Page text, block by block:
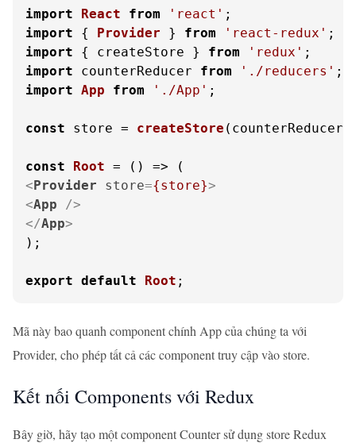
import React from 'react'
import { Provider } from 'react-redux'
import { createStore } from 'redux'
import counterReducer from './reducers'
import App from './App' ;
const store = createStore
const Root = (
<Provider store={store}>
<App />
</App>
);
export default Root ;
Mã này bao quanh component chính App của chúng ta với
Provider, cho phép tất cả các component truy cập vào store.
Kết nối Components với Redux
Bây giờ, hãy tạo một component Counter sử dụng store Redux